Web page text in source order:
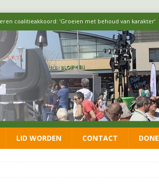
belangen eigen inwoners moeten goed geborgd blijven
van lokale partijen uit heel Nederland: schaf het
voor onafhankelijke wethouder Sociaal Domein
coalitieakkoord: ‘Groeien met behoud van karakter’
LID WORDEN CONTACT